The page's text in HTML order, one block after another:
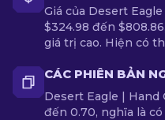
Giá của Desert
$324.98 đến
giá trị cao. Hiện có
CÁC PHIÊN BẢN
Desert Eagle | Hand
đến 0.70, nghĩa là